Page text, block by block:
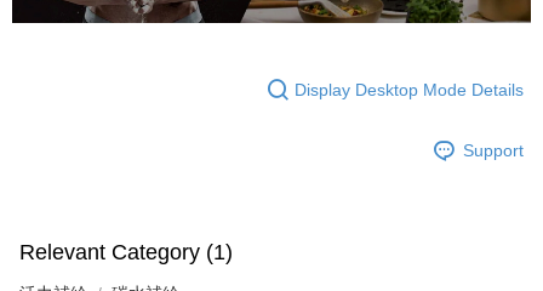
Display Desktop Mode Details
Support
Relevant Category (1)